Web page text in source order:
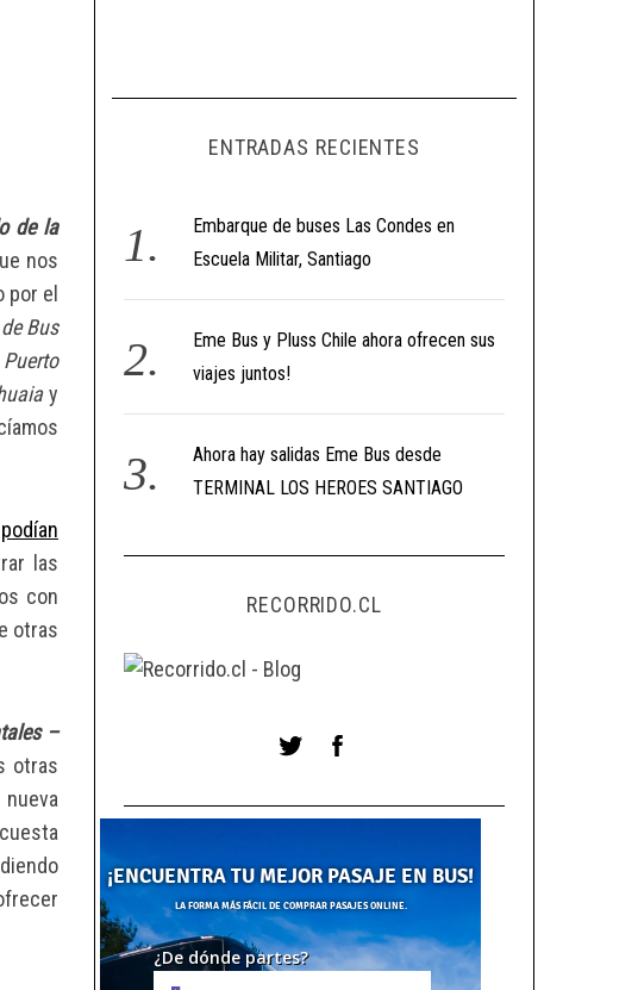
de la
nos
por el
Bus
Puerto
y
podían
las
con
otras
–
otras
ENTRADAS RECIENTES
Embarque de buses Las Condes en
Escuela Militar, Santiago
Eme Bus y Pluss Chile ahora ofrecen sus
viajes juntos!
Ahora hay salidas Eme Bus desde
TERMINAL LOS HEROES SANTIAGO
RECORRIDO.CL